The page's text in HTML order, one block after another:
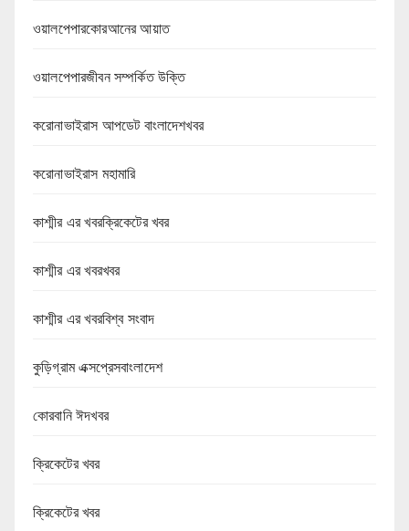
ওয়ালপেপারকোরআনের আয়াত
ওয়ালপেপারজীবন সম্পর্কিত উক্তি
করোনাভাইরাস আপডেট বাংলাদেশখবর
করোনাভাইরাস মহামারি
কাশ্মীর এর খবরক্রিকেটের খবর
কাশ্মীর এর খবরখবর
কাশ্মীর এর খবরবিশ্ব সংবাদ
কুড়িগ্রাম এক্সপ্রেসবাংলাদেশ
কোরবানি ঈদখবর
ক্রিকেটের খবর
ক্রিকেটের খবর